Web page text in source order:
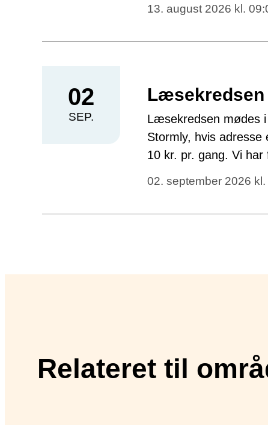
13. august 2026 kl.
02
SEP.
Læsekredsen
Læsekredsen mødes
Stormly, hvis adresse
10 kr. pr. gang. Vi
02. september 2026
Relateret til